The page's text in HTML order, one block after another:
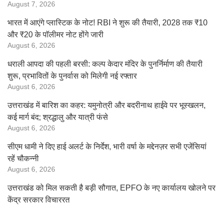
August 7, 2026
भारत में आएंगे प्लास्टिक के नोट! RBI ने शुरू की तैयारी, 2028 तक ₹10
और ₹20 के पॉलीमर नोट होंगे जारी
August 6, 2026
धराली आपदा की पहली बरसी: कल्प केदार मंदिर के पुनर्निर्माण की तैयारी
शुरू, प्रभावितों के पुनर्वास को मिलेगी नई रफ्तार
August 6, 2026
उत्तराखंड में बारिश का कहर: यमुनोत्री और बदरीनाथ हाईवे पर भूस्खलन,
कई मार्ग बंद; श्रद्धालु और यात्री फंसे
August 6, 2026
सीएम धामी ने दिए हाई अलर्ट के निर्देश, भारी वर्षा के मद्देनज़र सभी एजेंसियां
रहें चौकन्नी
August 6, 2026
उत्तराखंड को मिल सकती है बड़ी सौगात, EPFO के नए कार्यालय खोलने पर
केंद्र सरकार विचाररत